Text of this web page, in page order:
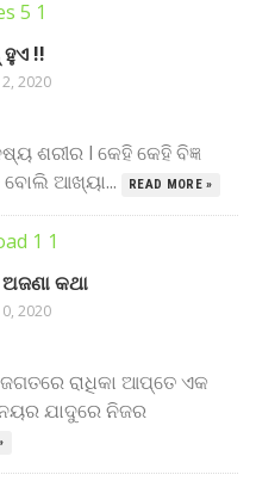
ହୁଏ !!
2020
ଶରୀର l କେହି କେହି ବିଜ୍ଞ
ଆଖ୍ୟା...
READ MORE »
କଥା
2020
ରାଧିକା ଆପ୍ତେ ଏକ
ଯାଦୁରେ ନିଜର